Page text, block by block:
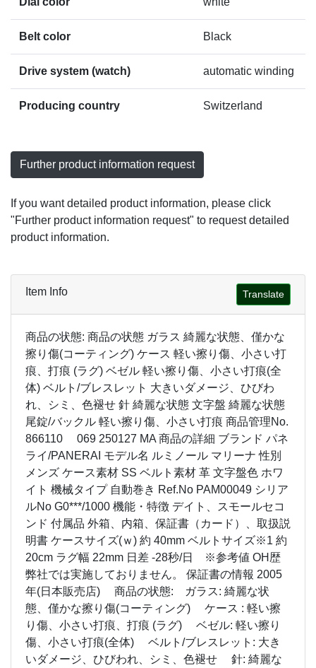
Belt color Black
Drive system (watch) automatic winding
Producing country Switzerland
Further product information request
If you want detailed product information, please click
"Further product information request" to request detailed
product information.
Item Info Translate
商品の状態: 商品の状態 ガラス 綺麗な状態、僅かな
擦り傷(コーティング) ケース 軽い擦り傷、小さい打
痕、打痕 (ラグ) ベゼル 軽い擦り傷、小さい打痕(全
体) ベルト/ブレスレット 大きいダメージ、ひびわ
れ、シミ、色褪せ 針 綺麗な状態 文字盤 綺麗な状態
尾錠/バックル 軽い擦り傷、小さい打痕 商品管理No.
866110 069 250127 MA 商品の詳細 ブランド パネ
ライ/PANERAI モデル名 ルミノール マリーナ 性別
メンズ ケース素材 SS ベルト素材 革 文字盤色 ホワ
イト 機械タイプ 自動巻き Ref.No PAM00049 シリア
ルNo G0***/1000 機能・特徴 デイト、スモールセコ
ンド 付属品 外箱、内箱、保証書（カード）、取扱説
明書 ケースサイズ(ｗ) 約 40mm ベルトサイズ※1 約
20cm ラグ幅 22mm 日差 -28秒/日 ※参考値 OH歴
弊社では実施しておりません。 保証書の情報 2005
年(日本販売店) 商品の状態: ガラス: 綺麗な状
態、僅かな擦り傷(コーティング) ケース : 軽い擦
り傷、小さい打痕、打痕 (ラグ) ベゼル: 軽い擦り
傷、小さい打痕(全体) ベルト/ブレスレット: 大き
いダメージ、ひびわれ、シミ、色褪せ 針: 綺麗な